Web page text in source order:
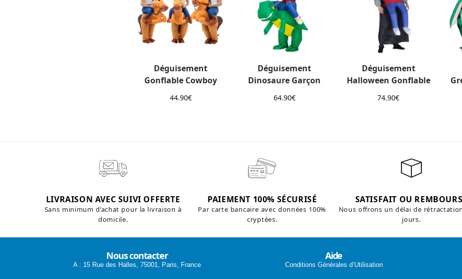
Déguisement
Gonflable Cowboy
44.90€
Déguisement
Dinosaure Garçon
64.90€
Déguisement
Halloween Gonflable
74.90€
LIVRAISON AVEC SUIVI OFFERTE
Sans minimum d’achat pour la livraison à
domicile.
PAIEMENT 100% SÉCURISÉ
Par carte bancaire avec données 100%
cryptées.
SATISFAIT OU
Nous offrons un délai de
jours.
Nous contacter
A : 15 Rue des Halles, 75001, Paris, France
Aide
Conditions Générales d’Utilisation